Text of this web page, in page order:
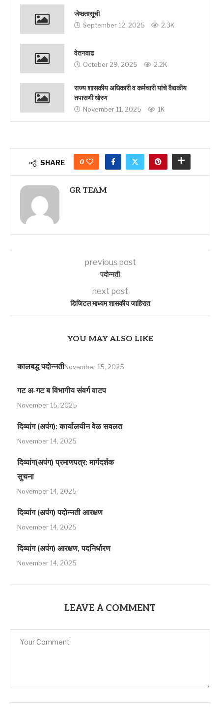
जेष्ठतासूची
September 12, 2025 2.3K
वेतनवाढ
October 29, 2025 2.2K
राज्य शासकीय अधिकारी व कर्मचारी यांचे वैद्यकीय
तपासणी धोरण
November 11, 2025 1K
SHARE 0
GR TEAM
previous post
पदोन्नती
next post
डिजिटल माध्यम शासकीय जाहिरात
YOU MAY ALSO LIKE
कालबद्ध पदोन्नतीNovember 15, 2025
गट अ-गट ब विभागीय संवर्ग वाटप
November 15, 2025
दिव्यांग (अपंग): कार्यालयीन वेळ सवलत
November 14, 2025
दिव्यांग(अपंग) प्रमाणपत्र: मार्गदर्शक
सुचना
November 14, 2025
दिव्यांग (अपंग) पदोन्नती आरक्षण
November 14, 2025
दिव्यांग (अपंग) आरक्षण, पदनिर्धारण
November 14, 2025
LEAVE A COMMENT